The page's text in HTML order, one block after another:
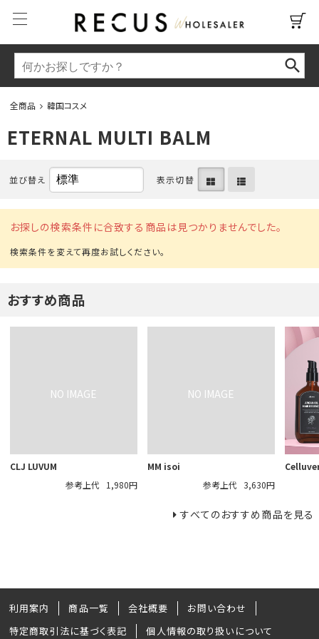
全商品 韓国コスメ
ETERNAL MULTI BALM
並び替え 表示切替
お探しの検索条件に合致する商品は見つかりませんでした。
おすすめ商品
CLJ LUVUM
参考上代
1,980円
MM isoi
参考上代
3,630円
すべてのおすすめ商品を見る
利用案内 商品一覧 会社概要
お問い合わせ
特定商取引法に基づく表記
個人情報の取り扱いについて